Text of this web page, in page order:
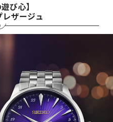
び心】
ザージュ